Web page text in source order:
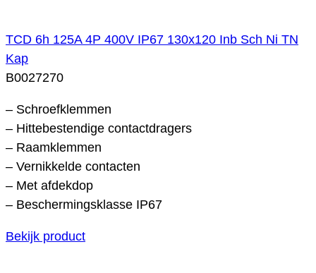
TCD 6h 125A 4P 400V IP67 130x120 Inb Sch Ni TN
Kap
B0027270
– Schroefklemmen
– Hittebestendige contactdragers
– Raamklemmen
– Vernikkelde contacten
– Met afdekdop
– Beschermingsklasse IP67
Bekijk product